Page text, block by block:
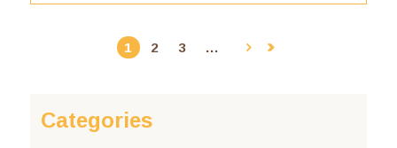
1 2 3 …
Categories